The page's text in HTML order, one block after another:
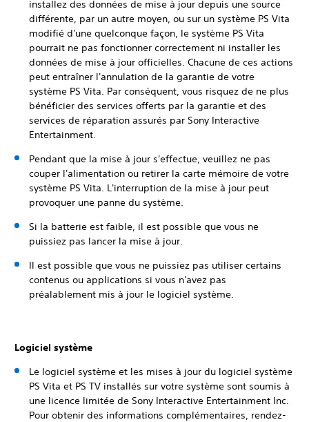
installez des données de mise à jour depuis une source
différente, par un autre moyen, ou sur un système PS Vita
modifié d'une quelconque façon, le système PS Vita
pourrait ne pas fonctionner correctement ni installer les
données de mise à jour officielles. Chacune de ces actions
peut entraîner l'annulation de la garantie de votre
système PS Vita. Par conséquent, vous risquez de ne plus
bénéficier des services offerts par la garantie et des
services de réparation assurés par Sony Interactive
Entertainment.
Pendant que la mise à jour s'effectue, veuillez ne pas
couper l'alimentation ou retirer la carte mémoire de votre
système PS Vita. L'interruption de la mise à jour peut
provoquer une panne du système.
Si la batterie est faible, il est possible que vous ne
puissiez pas lancer la mise à jour.
Il est possible que vous ne puissiez pas utiliser certains
contenus ou applications si vous n'avez pas
préalablement mis à jour le logiciel système.
Logiciel système
Le logiciel système et les mises à jour du logiciel système
PS Vita et PS TV installés sur votre système sont soumis à
une licence limitée de Sony Interactive Entertainment Inc.
Pour obtenir des informations complémentaires, rendez-